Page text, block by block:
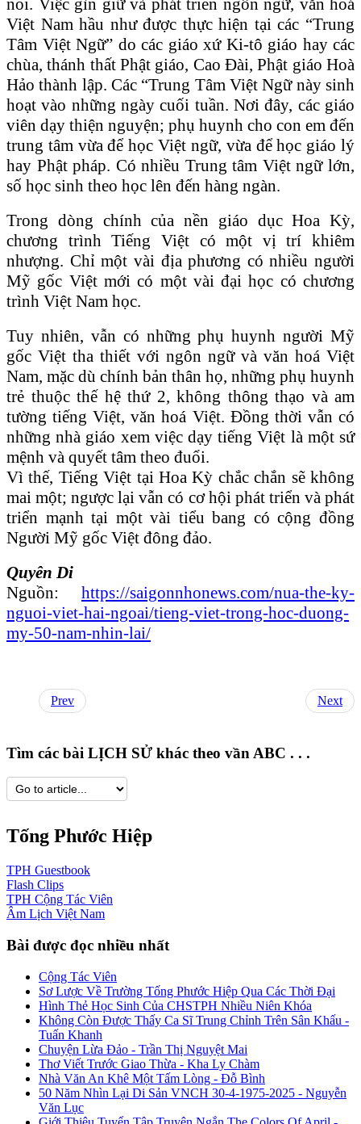
nổi. Việc gìn giữ và phát triển ngôn ngữ, văn hoá
Việt Nam hầu như được thực hiện tại các “Trung
Tâm Việt Ngữ” do các giáo xứ Ki-tô giáo hay các
chùa, thánh thất Phật giáo, Cao Đài, Phật giáo Hoà
Hảo thành lập. Các “Trung Tâm Việt Ngữ này sinh
hoạt vào những ngày cuối tuần. Nơi đây, các giáo
viên dạy thiện nguyện; phụ huynh cho con em đến
trung tâm vừa để học Việt ngữ, vừa để học giáo lý
hay Phật pháp. Có nhiều Trung tâm Việt ngữ lớn,
số học sinh theo học lên đến hàng ngàn.
Trong dòng chính của nền giáo dục Hoa Kỳ,
chương trình Tiếng Việt có một vị trí khiêm
nhượng. Chỉ một vài địa phương có nhiều người
Mỹ gốc Việt mới có một vài đại học có chương
trình Việt Nam học.
Tuy nhiên, vẫn có những phụ huynh người Mỹ
gốc Việt tha thiết với ngôn ngữ và văn hoá Việt
Nam, mặc dù chính bản thân họ, những phụ huynh
trẻ thuộc thế hệ thứ 2, không thông thạo và am
tường tiếng Việt, văn hoá Việt. Đồng thời vẫn có
những nhà giáo xem việc dạy tiếng Việt là một sứ
mệnh và quyết tâm theo đuổi.
Vì thế, Tiếng Việt tại Hoa Kỳ chắc chắn sẽ không
mai một; ngược lại vẫn có cơ hội phát triển và phát
triển mạnh tại một vài tiểu bang có cộng đồng
Người Mỹ gốc Việt đông đảo.
Quyên Di
Nguồn: https://saigonnhonews.com/nua-the-ky-
nguoi-viet-hai-ngoai/tieng-viet-trong-hoc-duong-
my-50-nam-nhin-lai/
Prev Next
Tìm các bài LỊCH SỬ khác theo vần ABC . . .
Tống Phước Hiệp
TPH Guestbook
Flash Clips
TPH Cộng Tác Viên
Âm Lịch Việt Nam
Bài được đọc nhiều nhất
Cộng Tác Viên
Sơ Lược Về Trường Tống Phước Hiệp Qua Các Thời Đại
Hình Thẻ Học Sinh Của CHSTPH Nhiều Niên Khóa
Không Còn Được Thấy Ca Sĩ Trung Chỉnh Trên Sân Khấu -
Tuấn Khanh
Chuyện Lừa Đảo - Trần Thị Nguyệt Mai
Thơ Viết Trước Giao Thừa - Kha Ly Chàm
Nhà Văn An Khê Một Tấm Lòng - Đỗ Bình
50 Năm Nhìn Lại Di Sản VNCH 30-4-1975-2025 - Nguyễn
Văn Lục